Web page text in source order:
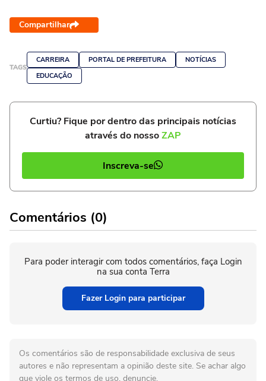
Compartilhar
TAGS
CARREIRA PORTAL DE PREFEITURA
NOTÍCIAS
EDUCAÇÃO
Curtiu? Fique por dentro das principais notícias
através do nossoZAP
Inscreva-se
Comentários (0)
Para poder interagir com todos comentários, faça Login
na sua conta Terra
Fazer Login para participar
Os comentários são de responsabilidade exclusiva de seus
autores e não representam a opinião deste site. Se achar algo
que viole os termos de uso, denuncie.